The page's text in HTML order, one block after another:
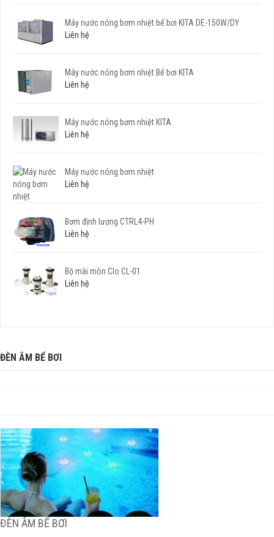
Máy nước nóng bơm nhiệt bể bơi KITA DE-150W/DY
Liên hệ
Máy nước nóng bơm nhiệt Bể bơi KITA
Liên hệ
Máy nước nóng bơm nhiệt KITA
Liên hệ
Máy nước nóng bơm nhiệt
Liên hệ
Bơm định lượng CTRL4-PH
Liên hệ
Bộ mài mòn Clo CL-01
Liên hệ
ĐÈN ÂM BỂ BƠI
ĐÈN ÂM BỂ BƠI